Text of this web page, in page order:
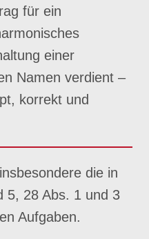
für ein
einer
Namen verdient –
korrekt und
die in
5, 28 Abs. 1 und 3
Aufgaben.